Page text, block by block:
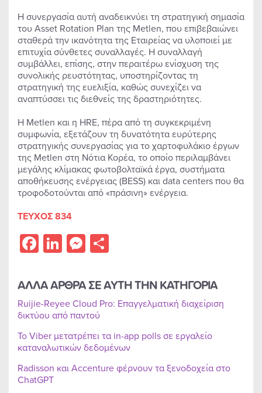
Η συνεργασία αυτή αναδεικνύει τη στρατηγική σημασία
του Asset Rotation Plan της Metlen, που επιβεβαιώνει
σταθερά την ικανότητα της Εταιρείας να υλοποιεί με
επιτυχία σύνθετες συναλλαγές. Η συναλλαγή
συμβάλλει, επίσης, στην περαιτέρω ενίσχυση της
συνολικής ρευστότητας, υποστηρίζοντας τη
στρατηγική της ευελιξία, καθώς συνεχίζει να
αναπτύσσει τις διεθνείς της δραστηριότητες.
Η Metlen και η HRE, πέρα από τη συγκεκριμένη
συμφωνία, εξετάζουν τη δυνατότητα ευρύτερης
στρατηγικής συνεργασίας για το χαρτοφυλάκιο έργων
της Metlen στη Νότια Κορέα, το οποίο περιλαμβάνει
μεγάλης κλίμακας φωτοβολταϊκά έργα, συστήματα
αποθήκευσης ενέργειας (BESS) και data centers που θα
τροφοδοτούνται από «πράσινη» ενέργεια.
ΤΕΥΧΟΣ 834
Facebook
LinkedIn
Messenger
ΑΛΛΑ ΑΡΘΡΑ ΣΕ ΑΥΤΗ ΤΗΝ ΚΑΤΗΓΟΡΙΑ
Ruijie-Reyee Cloud Pro: Επαγγελματική διαχείριση
δικτύου από παντού
Το Viber μετατρέπει τα in-app polls σε εργαλείο
καταναλωτικών δεδομένων
Radisson και Accenture φέρνουν τα ξενοδοχεία στο
ChatGPT